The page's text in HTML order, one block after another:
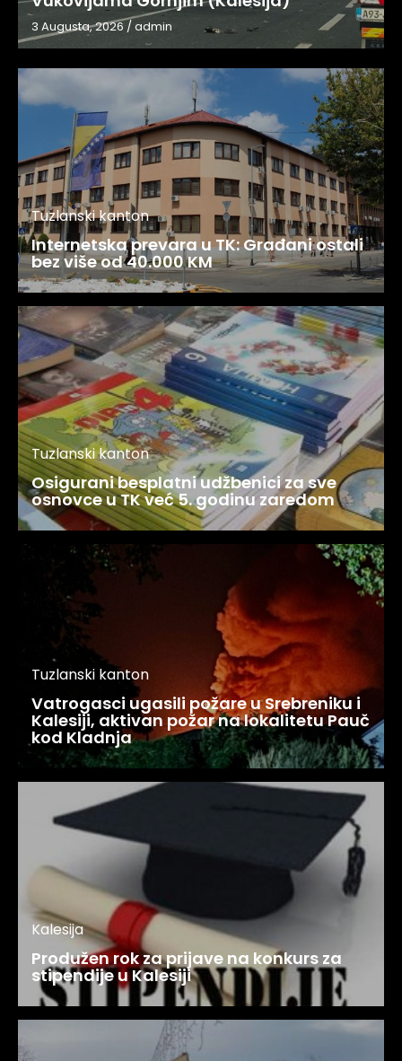
3 Augusta, 2026 / admin
Tuzlanski kanton
Internetska prevara u TK: Građani ostali
bez više od 40.000 KM
Tuzlanski kanton
Osigurani besplatni udžbenici za sve
osnovce u TK već 5. godinu zaredom
Tuzlanski kanton
Vatrogasci ugasili požare u Srebreniku i
Kalesiji, aktivan požar na lokalitetu Pauč
kod Kladnja
Kalesija
Produžen rok za prijave na konkurs za
stipendije u Kalesiji